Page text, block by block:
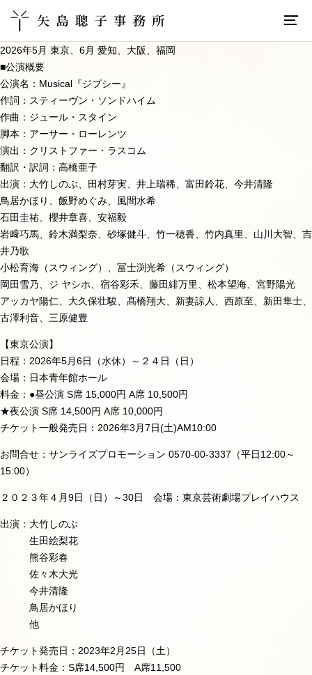
2026年5月 東京、6月 愛知、大阪、福岡
■公演概要
公演名：Musical『ジプシー』
作詞：スティーヴン・ソンドハイム
作曲：ジュール・スタイン
脚本：アーサー・ローレンツ
演出：クリストファー・ラスコム
翻訳・訳詞：高橋亜子
出演：大竹しのぶ、田村芽実、井上瑞稀、富田鈴花、今井清隆
鳥居かほり、飯野めぐみ、風間水希
石田圭祐、櫻井章喜、安福毅
岩﨑巧馬、鈴木満梨奈、砂塚健斗、竹一穂香、竹内真里、山川大智、吉
井乃歌
小松育海（スウィング）、冨士渕光希（スウィング）
岡田雪乃、ジ ヤシホ、宿谷彩禾、藤田緋万里、松本望海、宮野陽光
アッカヤ陽仁、大久保壮駿、髙橋翔大、新妻諒人、西原至、新田隼士、
古澤利音、三原健豊
【東京公演】
日程：2026年5月6日（水休）～２４日（日）
会場：日本青年館ホール
料金：●昼公演 S席 15,000円 A席 10,500円
★夜公演 S席 14,500円 A席 10,000円
チケット一般発売日：2026年3月7日(土)AM10:00
お問合せ：サンライズプロモーション 0570-00-3337（平日12:00～
15:00）
２０２３年４月9日（日）～30日 会場：東京芸術劇場プレイハウス
出演：大竹しのぶ
生田絵梨花
熊谷彩春
佐々木大光
今井清隆
鳥居かほり
他
チケット発売日：2023年2月25日（土）
チケット料金：S席14,500円 A席11,500